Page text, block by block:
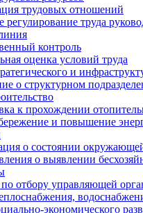
трудовых отношений
регулирование труда
контроль
оценка условий труда
и
о структурном
к прохождении
и повышение
о состоянии
о выявлении
отбору управляющей
экономического